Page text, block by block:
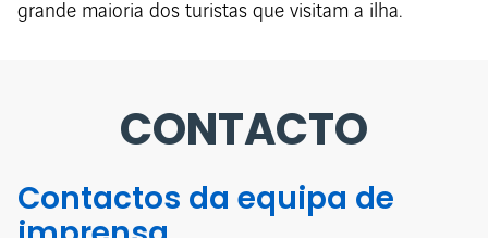
grande maioria dos turistas que visitam a ilha.
CONTACTO
Contactos da equipa de